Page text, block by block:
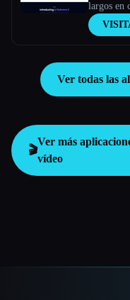
largos en
Ver todas las
🎬
Ver más
vídeo